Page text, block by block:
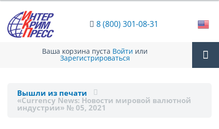
8 (800) 301-08-31
Ваша корзина пуста Войти или
Зарегистрироваться
Вышли из печати
«Currency News: Новости мировой валютной
индустрии» № 05, 2021